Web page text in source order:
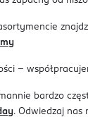
–
bardzo
. Odwiedzaj nas